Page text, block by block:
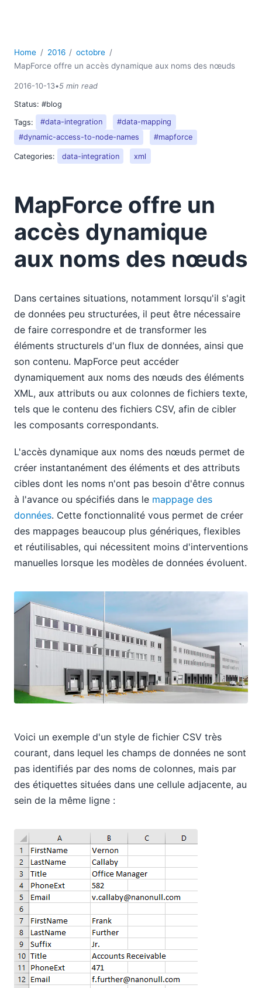
Home 2016
octobre
MapForce offre un accès dynamique aux noms des nœuds
2016-10-13•5 min read
Status: #blog
Tags:
#data-integration
#data-mapping
#dynamic-access-to-node-names
#mapforce
Categories: data-integration xml
MapForce offre un
accès dynamique
aux noms des nœuds
Dans certaines situations, notamment lorsqu'il s'agit
de données peu structurées, il peut être nécessaire
de faire correspondre et de transformer les
éléments structurels d'un flux de données, ainsi que
son contenu. MapForce peut accéder
dynamiquement aux noms des nœuds des éléments
XML, aux attributs ou aux colonnes de fichiers texte,
tels que le contenu des fichiers CSV, afin de cibler
les composants correspondants.
L'accès dynamique aux noms des nœuds permet de
créer instantanément des éléments et des attributs
cibles dont les noms n'ont pas besoin d'être connus
à l'avance ou spécifiés dans le mappage des
données. Cette fonctionnalité vous permet de créer
des mappages beaucoup plus génériques, flexibles
et réutilisables, qui nécessitent moins d'interventions
manuelles lorsque les modèles de données évoluent.
Voici un exemple d'un style de fichier CSV très
courant, dans lequel les champs de données ne sont
pas identifiés par des noms de colonnes, mais par
des étiquettes situées dans une cellule adjacente, au
sein de la même ligne :